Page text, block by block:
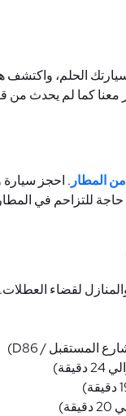
الحلم، واكتشف
معنا كما لم يحدث من
المطار . احجز
للتزاحم في
لقضاء
D86
)